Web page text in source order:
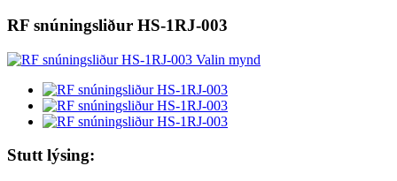
RF snúningsliður HS-1RJ-003
Stutt lýsing: